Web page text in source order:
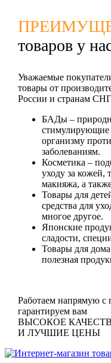
товаров у
Уважаемые
товары от
России и странам
БАДы–
организму
заболеваниям.
Косметика –
уходу за кожей,
макияжа, а
Товары для
средства для
многое другое.
Японские
сладости,
Товары для дома
полезная
Работаем напрямую с
гарантируем вам
ВЫСОКОЕ
И ЛУЧШИЕ ЦЕНЫ